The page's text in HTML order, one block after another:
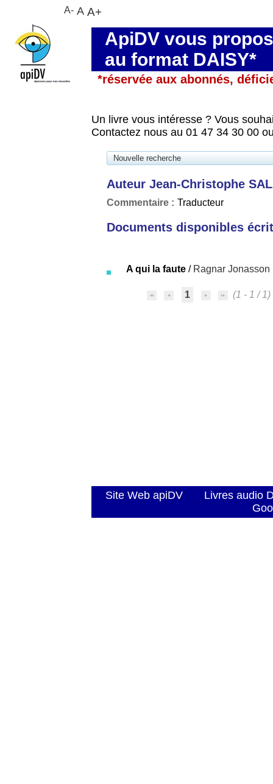
ApiDV vous
au format DAISY*
*réservée aux abonnés,
Un livre vous intéresse ? Vous
Contactez nous au 01 47 34 30 00
Nouvelle recherche
Auteur Jean-Christophe
Commentaire : Traducteur
Documents disponibles
A qui la faute / Ragnar Jonasson
1 (1 - 1 / 1)
Site Web apiDV
Livres audio
A- A A+